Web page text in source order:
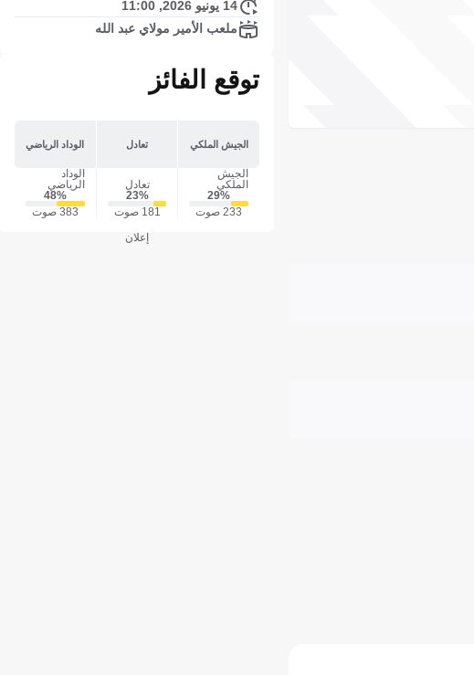
14 يونيو 2026, 11:00
ملعب الأمير مولاي عبد الله
توقع الفائز
الجيش الملكي تعادل الوداد الرياضي
الجيش
الملكي
29‎%‎
233 صوت
تعادل
23‎%‎
181 صوت
الوداد
الرياضي
48‎%‎
383 صوت
إعلان